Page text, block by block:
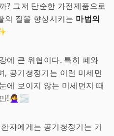
? 그저 단순한 가전제품으로
의 질을 향상시키는 마법의
에 큰 위협이다. 특히 폐와
, 공기청정기는 이런 미세먼
에 보이지 않는 미세먼지 때
!🙅‍♀️🌫
자에게는 공기청정기는 거